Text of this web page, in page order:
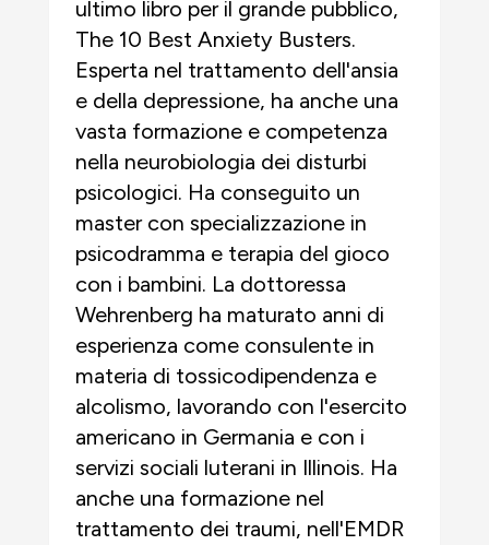
ultimo libro per il grande pubblico,
The 10 Best Anxiety Busters.
Esperta nel trattamento dell'ansia
e della depressione, ha anche una
vasta formazione e competenza
nella neurobiologia dei disturbi
psicologici. Ha conseguito un
master con specializzazione in
psicodramma e terapia del gioco
con i bambini. La dottoressa
Wehrenberg ha maturato anni di
esperienza come consulente in
materia di tossicodipendenza e
alcolismo, lavorando con l'esercito
americano in Germania e con i
servizi sociali luterani in Illinois. Ha
anche una formazione nel
trattamento dei traumi, nell'EMDR